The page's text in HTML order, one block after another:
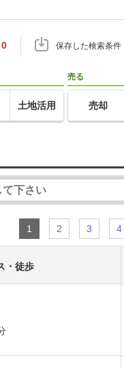
0 保存した検索条件
土地活用
売る
売却
1 2 3 4
・徒歩